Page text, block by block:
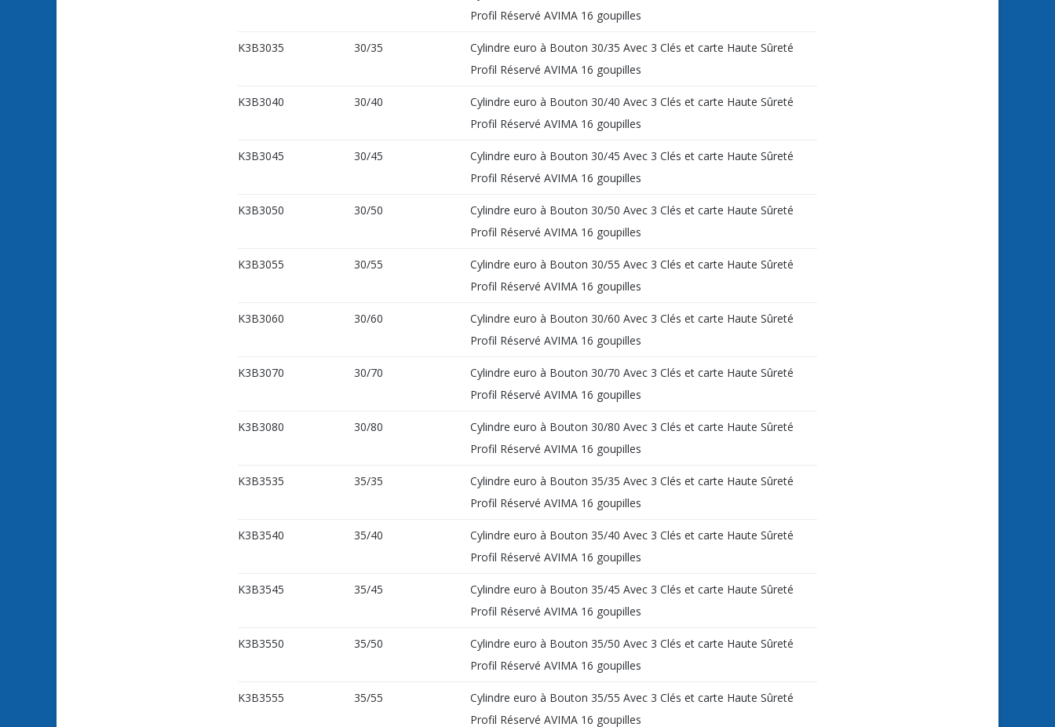
Profil Réservé AVIMA 16 goupilles
K3B3035 30/35
Cylindre euro à Bouton 30/35 Avec 3 Clés et carte Haute Sûreté
Profil Réservé AVIMA 16 goupilles
K3B3040 30/40
Cylindre euro à Bouton 30/40 Avec 3 Clés et carte Haute Sûreté
Profil Réservé AVIMA 16 goupilles
K3B3045 30/45
Cylindre euro à Bouton 30/45 Avec 3 Clés et carte Haute Sûreté
Profil Réservé AVIMA 16 goupilles
K3B3050 30/50
Cylindre euro à Bouton 30/50 Avec 3 Clés et carte Haute Sûreté
Profil Réservé AVIMA 16 goupilles
K3B3055 30/55
Cylindre euro à Bouton 30/55 Avec 3 Clés et carte Haute Sûreté
Profil Réservé AVIMA 16 goupilles
K3B3060 30/60
Cylindre euro à Bouton 30/60 Avec 3 Clés et carte Haute Sûreté
Profil Réservé AVIMA 16 goupilles
K3B3070 30/70
Cylindre euro à Bouton 30/70 Avec 3 Clés et carte Haute Sûreté
Profil Réservé AVIMA 16 goupilles
K3B3080 30/80
Cylindre euro à Bouton 30/80 Avec 3 Clés et carte Haute Sûreté
Profil Réservé AVIMA 16 goupilles
K3B3535 35/35
Cylindre euro à Bouton 35/35 Avec 3 Clés et carte Haute Sûreté
Profil Réservé AVIMA 16 goupilles
K3B3540 35/40
Cylindre euro à Bouton 35/40 Avec 3 Clés et carte Haute Sûreté
Profil Réservé AVIMA 16 goupilles
K3B3545 35/45
Cylindre euro à Bouton 35/45 Avec 3 Clés et carte Haute Sûreté
Profil Réservé AVIMA 16 goupilles
K3B3550 35/50
Cylindre euro à Bouton 35/50 Avec 3 Clés et carte Haute Sûreté
Profil Réservé AVIMA 16 goupilles
K3B3555 35/55
Cylindre euro à Bouton 35/55 Avec 3 Clés et carte Haute Sûreté
Profil Réservé AVIMA 16 goupilles